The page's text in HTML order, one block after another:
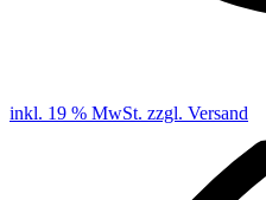
inkl. 19 % MwSt. zzgl. Versand